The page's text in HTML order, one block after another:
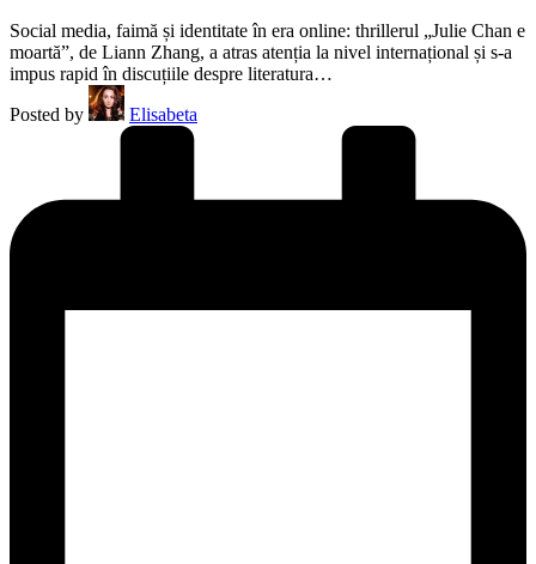
Social media, faimă și identitate în era online: thrillerul „Julie Chan e
moartă”, de Liann Zhang, a atras atenția la nivel internațional și s-a
impus rapid în discuțiile despre literatura…
Posted by
Elisabeta